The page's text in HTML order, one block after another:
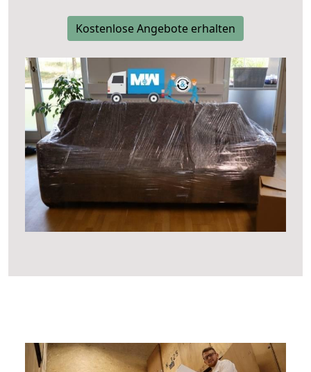
Kostenlose Angebote erhalten